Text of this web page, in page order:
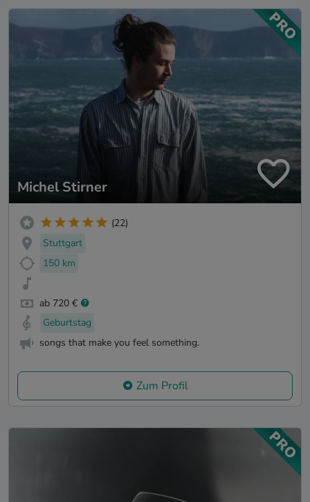
Michel Stirner
(22)
Stuttgart
150 km
ab 720 €
Geburtstag
songs that make you feel something.
Zum Profil